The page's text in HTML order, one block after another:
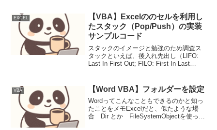
す。本記事...
EXCEL
【VBA】Excelののセルを利用し
たスタック（Pop/Push）の実装
サンプルコード
スタックのイメージと勉強のため調査ス
タックといえば、後入れ先出し（LIFO:
Last In First Out; FILO: First In Last
VBA 【Word VBA】フォルダーを設定
Wordってこんなこともできるのかと知っ
たことをメモExcelだと、似たような場
合 Dir とか FileSystemObjectを使って